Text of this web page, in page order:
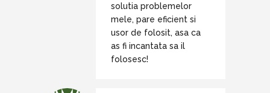
solutia problemelor
mele, pare eficient si
usor de folosit, asa ca
as fi incantata sa il
folosesc!